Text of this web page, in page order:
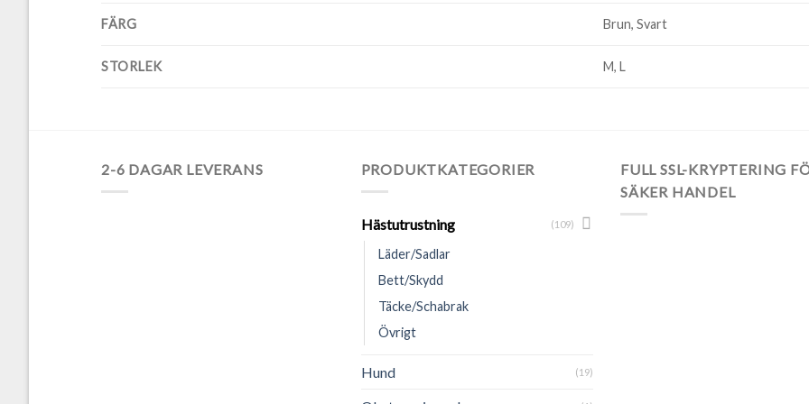
FÄRG Brun, Svart
STORLEK M, L
2-6 DAGAR LEVERANS PRODUKTKATEGORIER
Hästutrustning (109)
Läder/Sadlar
Bett/Skydd
Täcke/Schabrak
Övrigt
Hund (19)
FULL SSL-KRYPTERING
SÄKER HANDEL